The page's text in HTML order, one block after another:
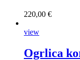
220,00 €
view
Ogrlica